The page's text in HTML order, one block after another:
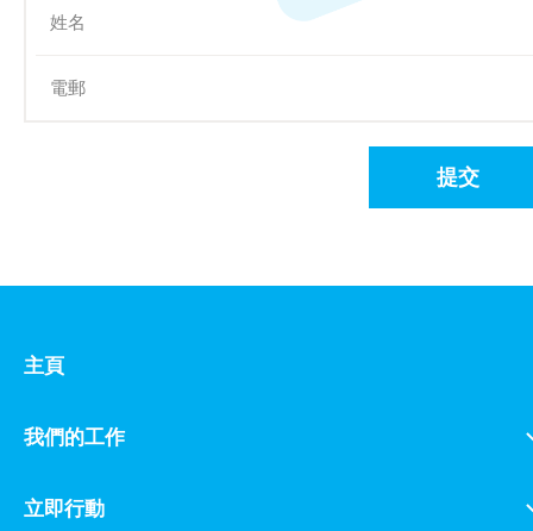
提交
主頁
我們的工作
立即行動